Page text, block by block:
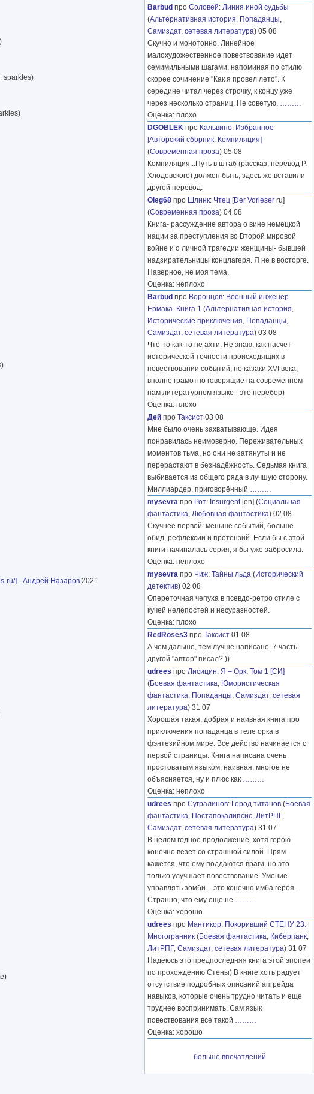
sparkles)
ru/] - Андрей Назаров 2021
Barbud про Соловей: Линия иной судьбы
(Альтернативная история, Попаданцы,
Самиздат, сетевая литература) 05 08
Скучно и монотонно. Линейное
малохудожественное повествование идет
семимильными шагами, напоминая по стилю
скорее сочинение "Как я провел лето". К
середине читал через строчку, к концу уже
через несколько страниц. Не советую, ………
Оценка: плохо
DGOBLEK про Кальвино: Избранное
[Авторский сборник. Компиляция]
(Современная проза) 05 08
Компиляция...Путь в штаб (рассказ, перевод Р.
Хлодовского) должен быть, здесь же вставили
другой перевод.
Oleg68 про Шлинк: Чтец [Der Vorleser ru]
(Современная проза) 04 08
Книга- рассуждение автора о вине немецкой
нации за преступления во Второй мировой
войне и о личной трагедии женщины- бывшей
надзирательницы концлагеря. Я не в восторге.
Наверное, не моя тема.
Оценка: неплохо
Barbud про Воронцов: Военный инженер
Ермака. Книга 1 (Альтернативная история,
Исторические приключения, Попаданцы,
Самиздат, сетевая литература) 03 08
Что-то как-то не ахти. Не знаю, как насчет
исторической точности происходящих в
повествовании событий, но казаки XVI века,
вполне грамотно говорящие на современном
нам литературном языке - это перебор)
Оценка: плохо
Дей про Таксист 03 08
Мне было очень захватывающе. Идея
понравилась неимоверно. Переживательных
моментов тьма, но они не затянуты и не
перерастают в безнадёжность. Седьмая книга
выбивается из общего ряда в лучшую сторону.
Миллиардер, приговорённый ………
mysevra про Рот: Insurgent[en] (Социальная
фантастика, Любовная фантастика) 02 08
Скучнее первой: меньше событий, больше
обид, рефлексии и претензий. Если бы с этой
книги начиналась серия, я бы уже забросила.
Оценка: неплохо
mysevra про Чиж: Тайны льда (Исторический
детектив) 02 08
Опереточная чепуха в псевдо-ретро стиле с
кучей нелепостей и несуразностей.
Оценка: плохо
RedRoses3 про Таксист 01 08
А чем дальше, тем лучше написано. 7 часть
другой "автор" писал? ))
udrees про Лисицин: Я – Орк. Том 1 [СИ]
(Боевая фантастика, Юмористическая
фантастика, Попаданцы, Самиздат, сетевая
литература) 31 07
Хорошая такая, добрая и наивная книга про
приключения попаданца в теле орка в
фэнтезийном мире. Все действо начинается с
первой страницы. Книга написана очень
простоватым языком, наивная, многое не
объясняется, ну и плюс как ………
Оценка: неплохо
udrees про Сугралинов: Город титанов (Боевая
фантастика, Постапокалипсис, ЛитРПГ,
Самиздат, сетевая литература) 31 07
В целом годное продолжение, хотя герою
конечно везет со страшной силой. Прям
кажется, что ему поддаются враги, но это
только улучшает повествование. Умение
управлять зомби – это конечно имба героя.
Странно, что ему еще не ………
Оценка: хорошо
udrees про Мантикор: Покоривший СТЕНУ 23:
Многогранник (Боевая фантастика, Киберпанк,
ЛитРПГ, Самиздат, сетевая литература) 31 07
Надеюсь это предпоследняя книга этой эпопеи
по прохождению Стены) В книге хоть радует
отсутствие подробных описаний апгрейда
навыков, которые очень трудно читать и еще
труднее воспринимать. Сам язык
повествования все такой ………
Оценка: хорошо
больше впечатлений